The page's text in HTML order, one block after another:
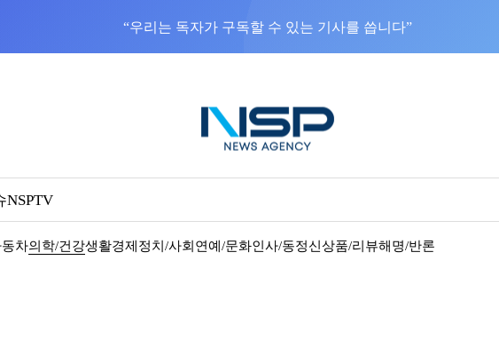
“우리는 독자가 구독할 수 있는 기사를 씁니다”
NSPTV
동차의학/건강생활경제 정치/사회 연예/문화인사/동정신상품/리뷰해명/반론